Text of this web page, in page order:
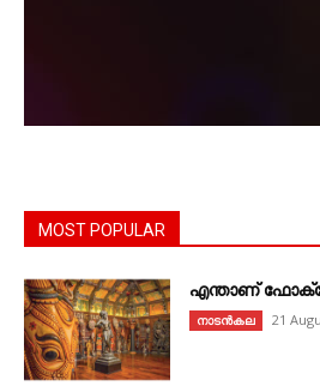
MOST POPULAR
എന്താണ്‌
നാടൻകല 21